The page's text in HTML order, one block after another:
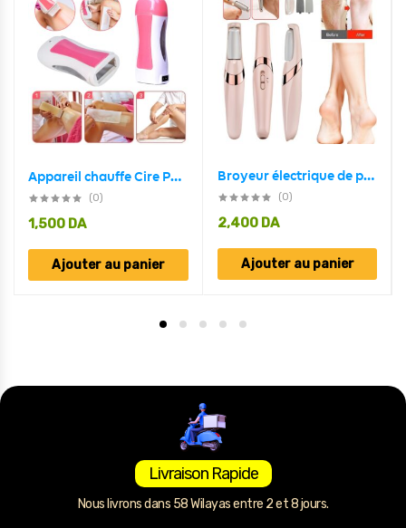
Appareil chauffe Cire Portable
(0)
1,500 DA
Ajouter au panier
Broyeur électrique de pieds et de peau morte
(0)
2,400 DA
Ajouter au panier
Livraison Rapide
Nous livrons dans 58 Wilayas entre 2 et 8 jours.